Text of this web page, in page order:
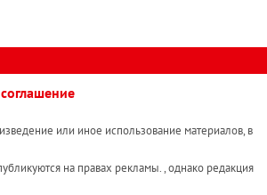
или иное использование материалов, в
на правах рекламы. , однако редакция